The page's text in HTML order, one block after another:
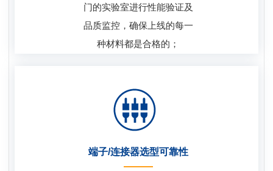
门的实验室进行性能验证及
品质监控，确保上线的每一
种材料都是合格的；
端子/连接器选型可靠性